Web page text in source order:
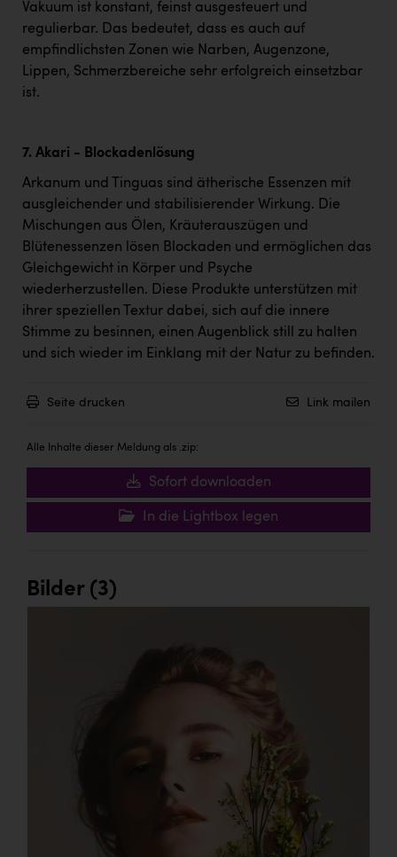
Vakuum ist konstant, feinst ausgesteuert und
regulierbar. Das bedeutet, dass es auch auf
empfindlichsten Zonen wie Narben, Augenzone,
Lippen, Schmerzbereiche sehr erfolgreich einsetzbar
ist.
7. Akari - Blockadenlösung
Arkanum und Tinguas sind ätherische Essenzen mit
ausgleichender und stabilisierender Wirkung. Die
Mischungen aus Ölen, Kräuterauszügen und
Blütenessenzen lösen Blockaden und ermöglichen das
Gleichgewicht in Körper und Psyche
wiederherzustellen. Diese Produkte unterstützen mit
ihrer speziellen Textur dabei, sich auf die innere
Stimme zu besinnen, einen Augenblick still zu halten
und sich wieder im Einklang mit der Natur zu befinden.
Seite drucken Link mailen
Alle Inhalte dieser Meldung als .zip:
Sofort downloaden
In die Lightbox legen
Bilder (3)